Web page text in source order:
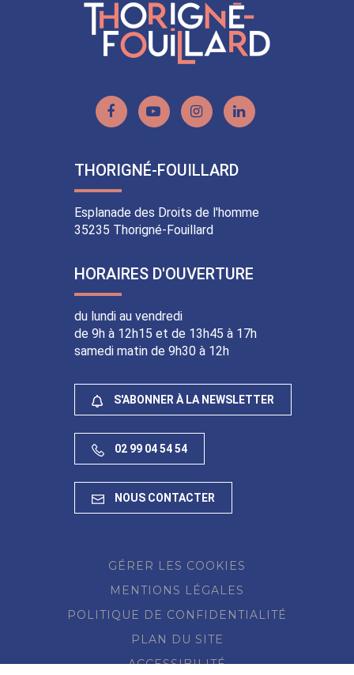
Lien
le
compte
Lien
la
chaîne
Lien
le
compte
Lien
THORIGNÉ-FOUILLARD
Esplanade des Droits de l'homme
35235 Thorigné-Fouillard
HORAIRES D'OUVERTURE
du lundi au vendredi
de 9h à 12h15 et de 13h45 à 17h
samedi matin de 9h30 à 12h
S'ABONNER À LA NEWSLETTER
02 99 04 54 54
NOUS CONTACTER
GÉRER LES COOKIES
MENTIONS LÉGALES
POLITIQUE DE CONFIDENTIALITÉ
PLAN DU SITE
ACCESSIBILITÉ